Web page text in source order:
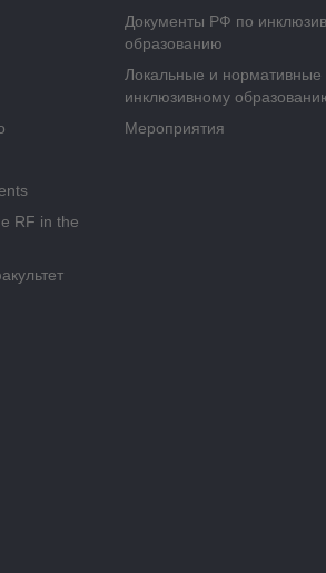
RF in the
Документы РФ по
образованию
Локальные и нормативные
инклюзивному
Мероприятия